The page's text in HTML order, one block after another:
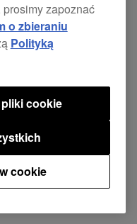
connecting to DJ
with the TOUR
zapoznać
o zbieraniu
Polityką
cookie
cookie